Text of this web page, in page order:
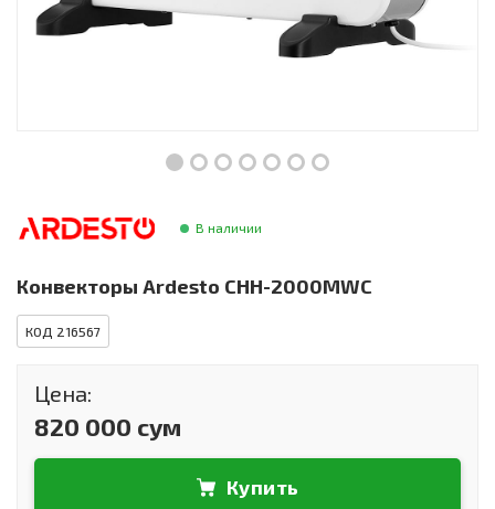
Инструменты и техника
Сантехника В наличии
Конвекторы Ardesto CHH-2000MWC
КОД 216567
Цена:
820 000 сум
Купить